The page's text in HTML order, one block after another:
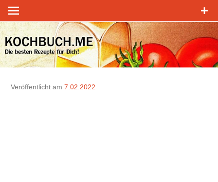
Zum
Inhalt
springen
Veröffentlicht am 7.02.2022